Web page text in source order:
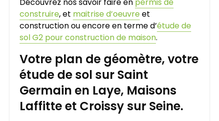
construire, et maitrise d’oeuvreet
construction ou encore en terme d’étude de
sol G2 pour construction de maison.
Votre plan de géomètre, votre
étude de sol sur Saint
Germain en Laye, Maisons
Laffitte et Croissy sur Seine.